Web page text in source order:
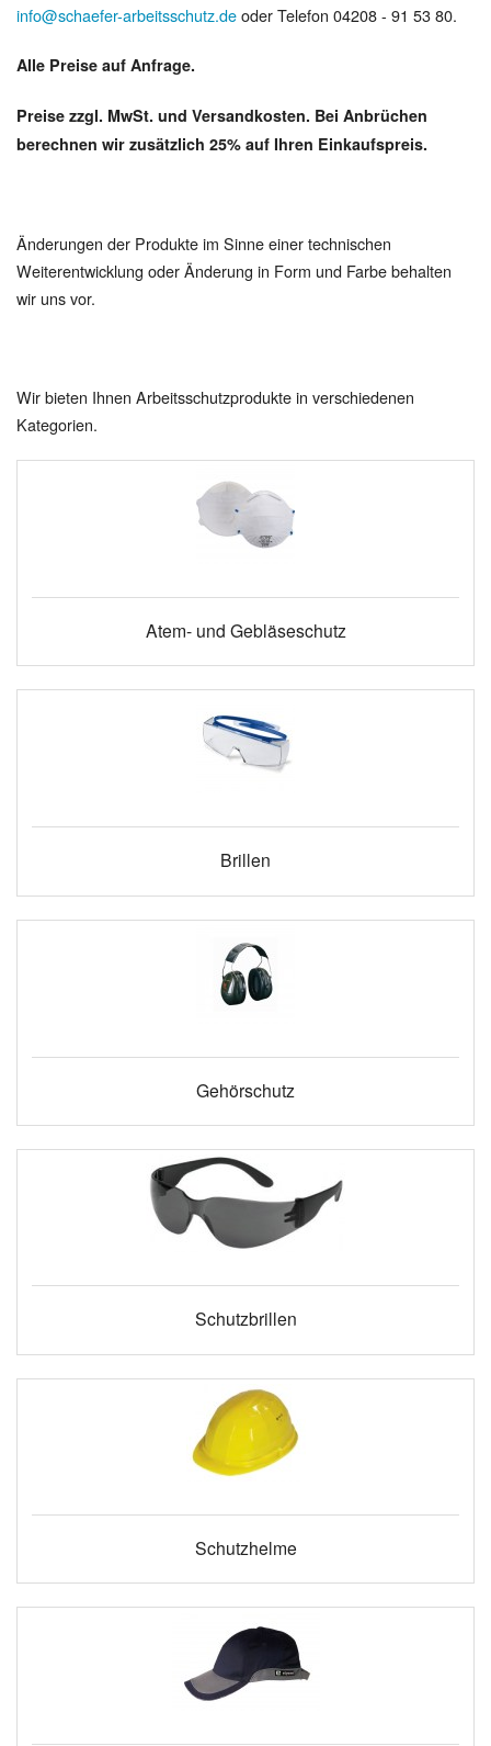
info@schaefer-arbeitsschutz.deoder Telefon 04208 - 91 53 80.
Alle Preise auf Anfrage.
Preise zzgl. MwSt. und Versandkosten. Bei Anbrüchen
berechnen wir zusätzlich 25% auf Ihren Einkaufspreis.
Änderungen der Produkte im Sinne einer technischen
Weiterentwicklung oder Änderung in Form und Farbe behalten
wir uns vor.
Wir bieten Ihnen Arbeitsschutzprodukte in verschiedenen
Kategorien.
Atem- und Gebläseschutz
Brillen
Gehörschutz
Schutzbrillen
Schutzhelme